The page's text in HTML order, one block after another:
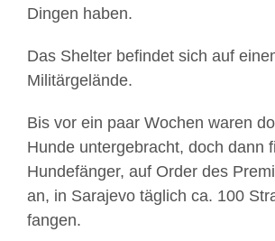
Dingen haben.
Das Shelter befindet sich auf
Militärgelände.
Bis vor ein paar Wochen waren
Hunde untergebracht, doch dann
Hundefänger, auf Order des
an, in Sarajevo täglich ca. 100
fangen.